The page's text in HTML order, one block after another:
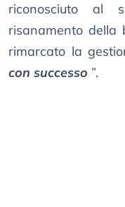
riconosciuto al
risanamento della
rimarcato la
con successo ”.